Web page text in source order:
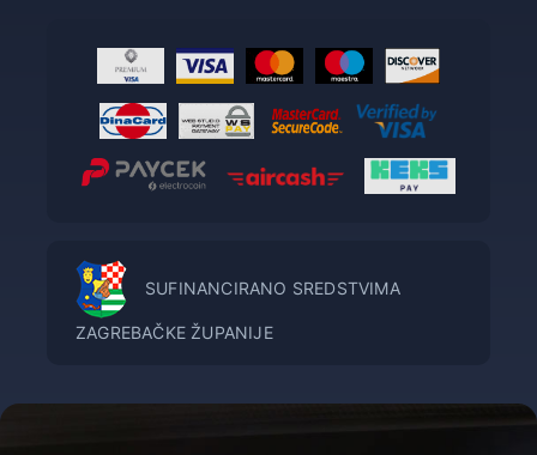
SUFINANCIRANO SREDSTVIMA
ZAGREBAČKE ŽUPANIJE